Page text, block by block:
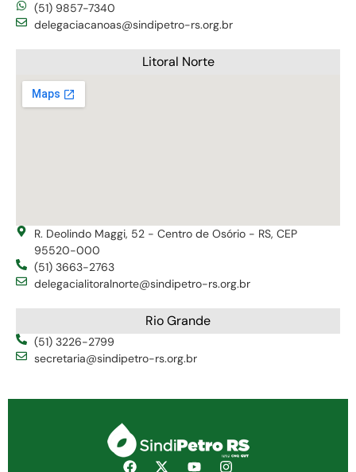
(51) 9857-7340
delegaciacanoas@sindipetro-rs.org.br
Litoral Norte
R. Deolindo Maggi, 52 - Centro de Osório - RS, CEP
95520-000
(51) 3663-2763
delegacialitoralnorte@sindipetro-rs.org.br
Rio Grande
(51) 3226-2799
secretaria@sindipetro-rs.org.br